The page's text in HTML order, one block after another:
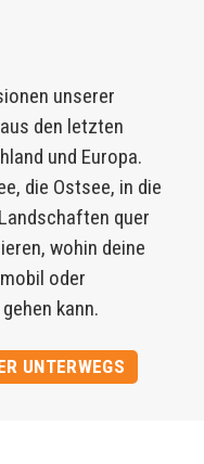
unserer
den letzten
und Europa.
die Ostsee, in die
quer
wohin deine
oder
kann.
UNTERWEGS